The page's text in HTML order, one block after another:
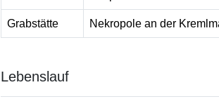
Grabstätte Nekropole an der
Lebenslauf